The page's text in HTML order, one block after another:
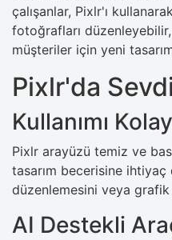
çalışanlar, Pixlr'ı
fotoğrafları
müşteriler için yeni
Pixlr'da
Kullanımı Kolay
Pixlr arayüzü temiz ve
tasarım becerisine
düzenlemesini veya grafik
AI Destekli